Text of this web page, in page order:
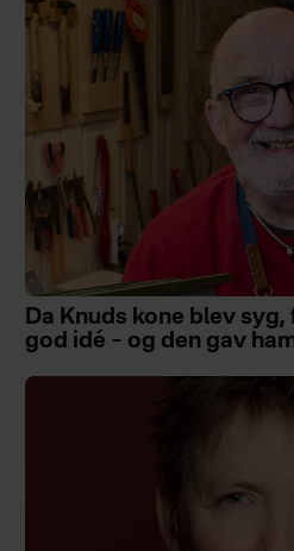
Da Knuds kone blev
god idé – og den gav